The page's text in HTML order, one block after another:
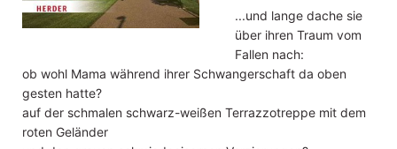
...und lange dache sie
über ihren Traum vom
Fallen nach:
ob wohl Mama während ihrer Schwangerschaft da oben
gesten hatte?
auf der schmalen schwarz-weißen Terrazzotreppe mit dem
roten Geländer